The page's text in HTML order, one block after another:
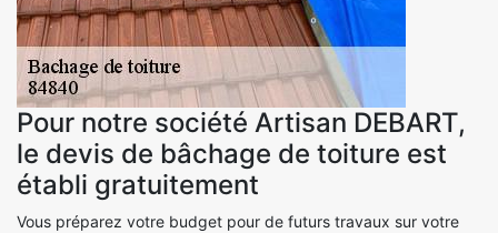
Pour notre société Artisan DEBART,
le devis de bâchage de toiture est
établi gratuitement
Vous préparez votre budget pour de futurs travaux sur votre